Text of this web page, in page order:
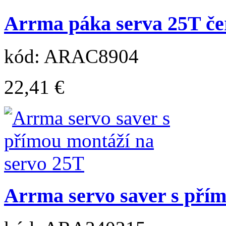
Arrma páka serva 25T
kód: ARAC8904
22,41 €
Arrma servo saver s